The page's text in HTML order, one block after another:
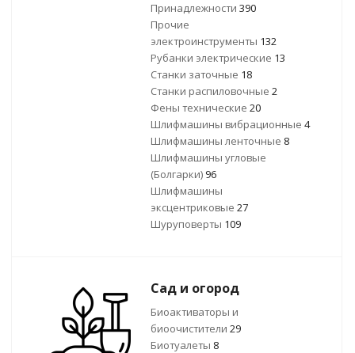
Принадлежности 390
Прочие
электроинструменты 132
Рубанки электрические 13
Станки заточные 18
Станки распиловочные 2
Фены технические 20
Шлифмашины вибрационные 4
Шлифмашины ленточные 8
Шлифмашины угловые
(Болгарки) 96
Шлифмашины
эксцентриковые 27
Шуруповерты 109
Сад и огород
Биоактиваторы и
биоочистители 29
Биотуалеты 8